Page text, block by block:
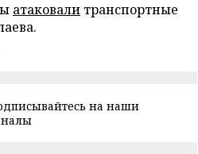
атаковали транспортные
на наши